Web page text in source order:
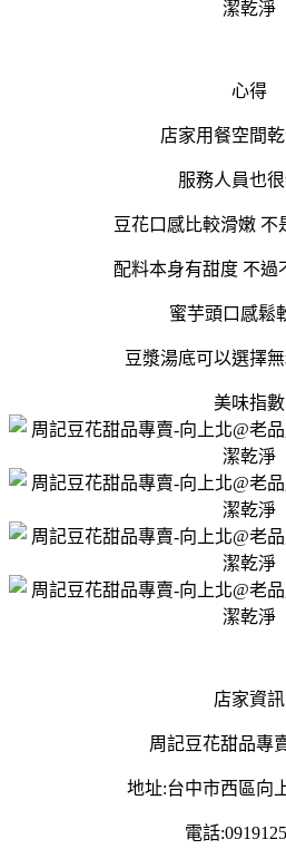
心得
店家用餐空間
服務人員也
豆花口感比較滑嫩 不
配料本身有甜度 不過
蜜芋頭口感鬆
豆漿湯底可以選擇
美味指數
店家資訊
周記豆花甜品專
地址:台中市西區向
電話